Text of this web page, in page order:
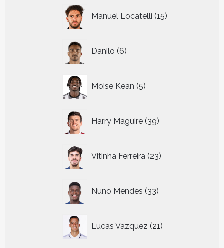
Manuel Locatelli 15
producten
Danilo 6
producten
Moise Kean 5
producten
Harry Maguire 39
producten
Vitinha Ferreira 23
producten
Nuno Mendes 33
producten
Lucas Vazquez 21
producten